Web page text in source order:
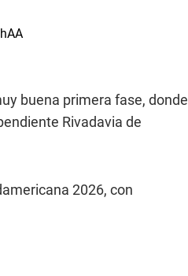
buena primera fase, donde
Rivadavia de
2026, con